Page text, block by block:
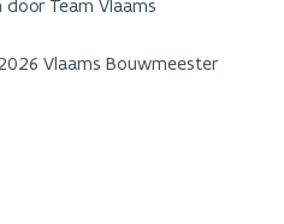
Team Vlaams
Vlaams Bouwmeester